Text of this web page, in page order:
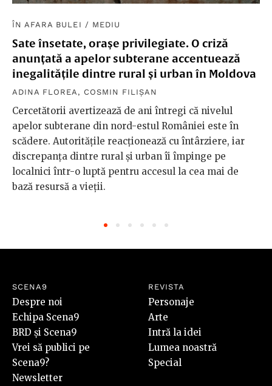
ÎN AFARA BULEI / MEDIU
Sate însetate, orașe privilegiate. O criză
anunțată a apelor subterane accentuează
inegalitățile dintre rural și urban în Moldova
ADINA FLOREA , COSMIN FILIȘAN
Cercetătorii avertizează de ani întregi că nivelul
apelor subterane din nord-estul României este în
scădere. Autoritățile reacționează cu întârziere, iar
discrepanța dintre rural și urban îi împinge pe
localnici într-o luptă pentru accesul la cea mai de
bază resursă a vieții.
SCENA9
Despre noi
Echipa Scena9
BRD și Scena9
Vrei să publici pe
Scena9?
Newsletter
REVISTA
Personaje
Arte
Intră la idei
Lumea noastră
Special